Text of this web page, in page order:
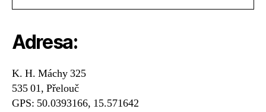
Adresa:
K. H. Máchy 325
535 01, Přelouč
GPS: 50.0393166, 15.571642